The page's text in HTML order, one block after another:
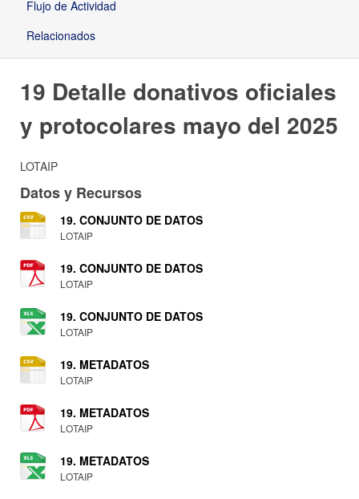
Flujo de Actividad
Relacionados
19 Detalle donativos oficiales
y protocolares mayo del 2025
LOTAIP
Datos y Recursos
19. CONJUNTO DE DATOS
LOTAIP
19. CONJUNTO DE DATOS
LOTAIP
19. CONJUNTO DE DATOS
LOTAIP
19. METADATOS
LOTAIP
19. METADATOS
LOTAIP
19. METADATOS
LOTAIP